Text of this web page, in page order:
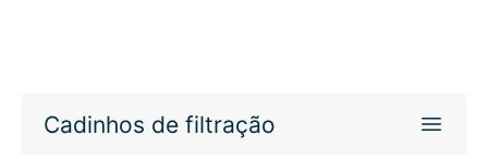
Cadinhos de filtração